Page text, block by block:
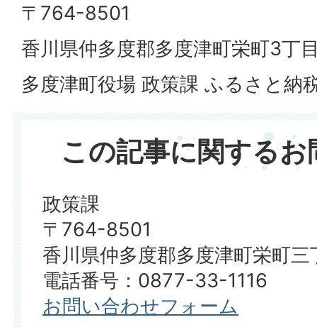
〒764-8501
香川県仲多度郡多度津町栄町3丁
多度津町役場 政策課 ふるさと納
この記事に関する
政策課
〒764-8501
香川県仲多度郡多度津町栄町
電話番号：0877-33-1116
お問い合わせフォーム